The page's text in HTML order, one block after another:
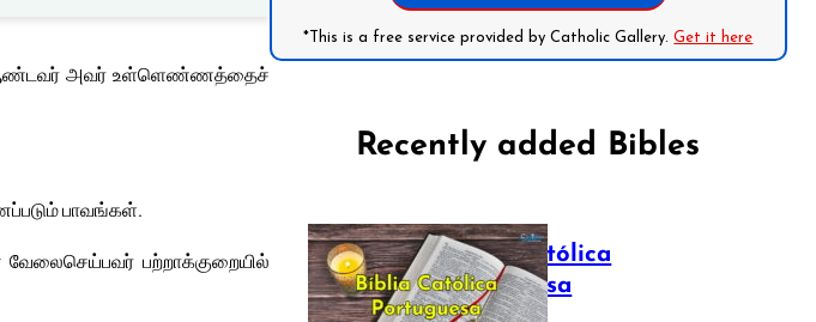
ஆண்டவர் அவர் உள்ளெண்ணத்தைச்
பாவங்கள்.
பற்றாக்குறையில்
*This is a free service provided by Catholic Gallery.Get it here
Recently added Bibles
Bíblia Católica
Portuguesa